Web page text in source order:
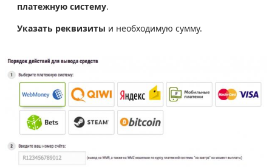
платежную систему.
Указать реквизиты и необходимую сумму.